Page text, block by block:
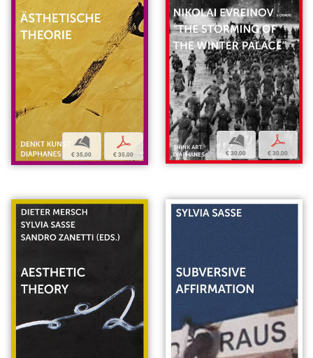
b
€ 35,00
p
€ 35,00
b
€ 30,00
p
€ 30,00